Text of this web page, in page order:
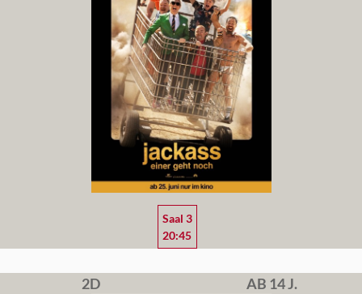
Saal 3
20:45
2D AB 14 J.